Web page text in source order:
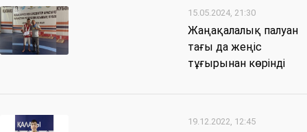
15.05.2024, 21:30
Жаңақалалық палуан
тағы да жеңіс
тұғырынан көрінді
19.12.2022, 12:45